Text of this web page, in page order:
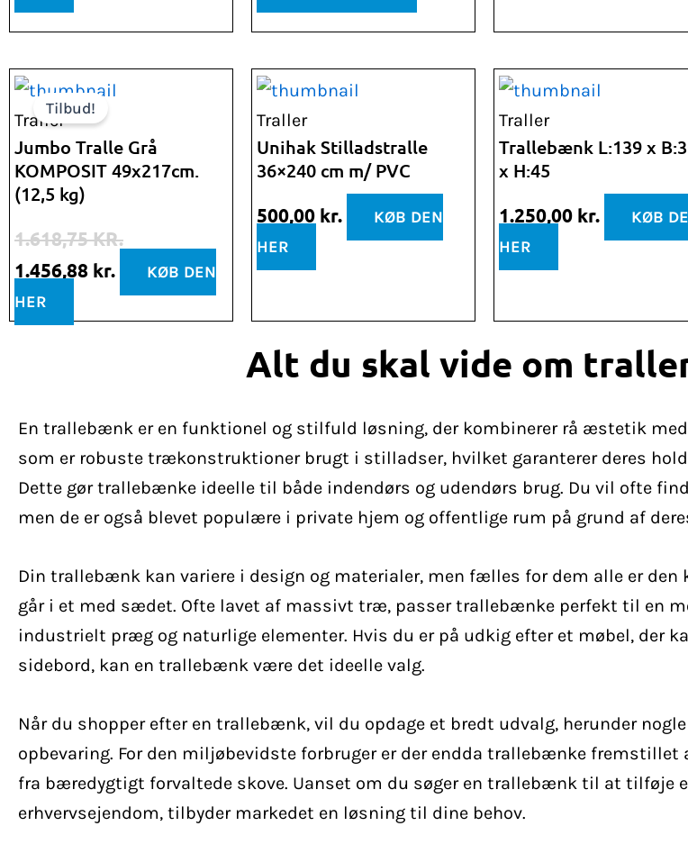
Tilbud!
Traller
Jumbo Tralle Grå
KOMPOSIT 49x217cm.
(12,5 kg)
1.618,75KR.
Den
oprindelige
pris
var:
1.618,75 kr..
1.456,88 kr.
Den
pris
er:
KØB DEN
HER
Traller
Unihak Stilladstralle
36×240 cm m/ PVC
500,00 kr.
KØB DEN
HER
Traller
Trallebænk L:139 x
x H:45
1.250,00 kr.
KØB
HER
Alt du skal vide om
En trallebænk er en funktionel og stilfuld løsning, der kombinerer rå æstetik
som er robuste trækonstruktioner brugt i stilladser, hvilket garanterer deres
Dette gør trallebænke ideelle til både indendørs og udendørs brug. Du vil ofte
men de er også blevet populære i private hjem og offentlige rum på grund af
Din trallebænk kan variere i design og materialer, men fælles for dem alle er
går i et med sædet. Ofte lavet af massivt træ, passer trallebænke perfekt til en
industrielt præg og naturlige elementer. Hvis du er på udkig efter et møbel, der
sidebord, kan en trallebænk være det ideelle valg.
Når du shopper efter en trallebænk, vil du opdage et bredt udvalg, herunder
opbevaring. For den miljøbevidste forbruger er der endda trallebænke
fra bæredygtigt forvaltede skove. Uanset om du søger en trallebænk til at
erhvervsejendom, tilbyder markedet en løsning til dine behov.